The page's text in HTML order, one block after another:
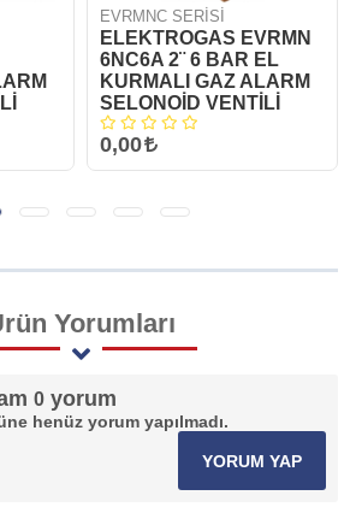
EVRMNC SERİSİ
ELEKTROGAS EVRMN
6NC6A 2¨ 6 BAR EL
KURMALI GAZ ALARM
SELONOİD VENTİLİ
0,00
Yorumları
0 yorum
henüz yorum yapılmadı.
YORUM YAP